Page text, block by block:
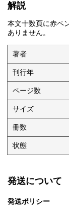
解説
本文十数頁に赤ペ
ありません。
著者
刊行年
ページ数
サイズ
冊数
状態
発送について
発送ポリシー